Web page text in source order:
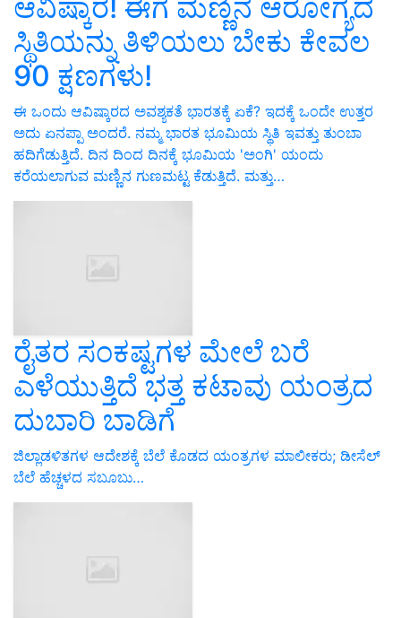
ಆವಿಷ್ಕಾರ! ಈಗ ಮಣ್ಣಿನ ಆರೋಗ್ಯದ
ಸ್ಥಿತಿಯನ್ನು ತಿಳಿಯಲು ಬೇಕು ಕೇವಲ
90 ಕ್ಷಣಗಳು!
ಈ ಒಂದು ಆವಿಷ್ಕಾರದ ಅವಶ್ಯಕತೆ ಭಾರತಕ್ಕೆ ಏಕೆ? ಇದಕ್ಕೆ ಒಂದೇ ಉತ್ತರ
ಅದು ಏನಪ್ಪಾ ಅಂದರೆ. ನಮ್ಮ ಭಾರತ ಭೂಮಿಯ ಸ್ಥಿತಿ ಇವತ್ತು ತುಂಬಾ
ಹದಿಗೆಡುತ್ತಿದೆ. ದಿನ ದಿಂದ ದಿನಕ್ಕೆ ಭೂಮಿಯ 'ಅಂಗಿ' ಯಂದು
ಕರೆಯಲಾಗುವ ಮಣ್ಣಿನ ಗುಣಮಟ್ಟ ಕೆಡುತ್ತಿದೆ. ಮತ್ತು…
ರೈತರ ಸಂಕಷ್ಟಗಳ ಮೇಲೆ ಬರೆ
ಎಳೆಯುತ್ತಿದೆ ಭತ್ತ ಕಟಾವು ಯಂತ್ರದ
ದುಬಾರಿ ಬಾಡಿಗೆ
ಜಿಲ್ಲಾಡಳಿತಗಳ ಆದೇಶಕ್ಕೆ ಬೆಲೆ ಕೊಡದ ಯಂತ್ರಗಳ ಮಾಲೀಕರು; ಡೀಸೆಲ್
ಬೆಲೆ ಹೆಚ್ಚಳದ ಸಬೂಬು…